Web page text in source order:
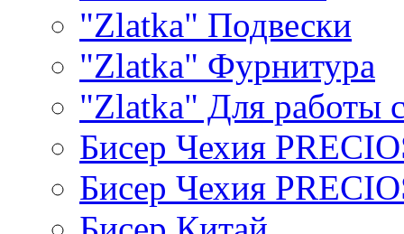
"Zlatka" Подвески
"Zlatka" Фурнитура
"Zlatka" Для работы
Бисер Чехия
Бисер Чехия